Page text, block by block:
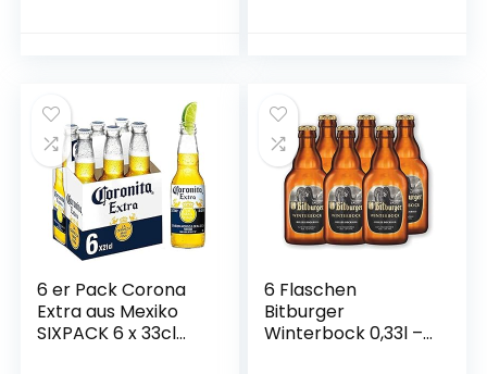
6 er Pack Corona
Extra aus Mexiko
SIXPACK 6 x 33cl
6 Flaschen
Bitburger
Winterbock 0,33l –